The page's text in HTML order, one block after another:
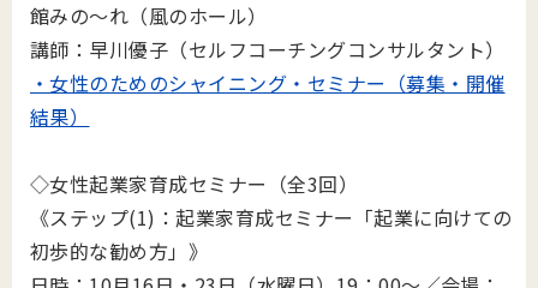
館みの～れ（風のホール）
講師： 早川優子（セルフコーチングコンサルタント）
・女性のためのシャイニング・セミナー（募集・開催
結果）
◇女性起業家育成セミナー（全3回）
《ステップ(1)：起業家育成セミナー「起業に向けての
初歩的な勧め方」》